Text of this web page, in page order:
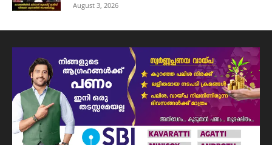
August 3, 2026